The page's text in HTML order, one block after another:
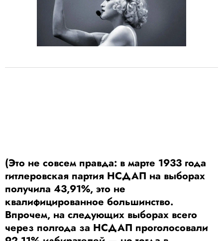
(Это не совсем правда: в марте 1933 года
гитлеровская партия НСДАП на выборах
получила 43,91%, это не
квалифицированное большинство.
Впрочем, на следующих выборах всего
через полгода за НСДАП проголосовали